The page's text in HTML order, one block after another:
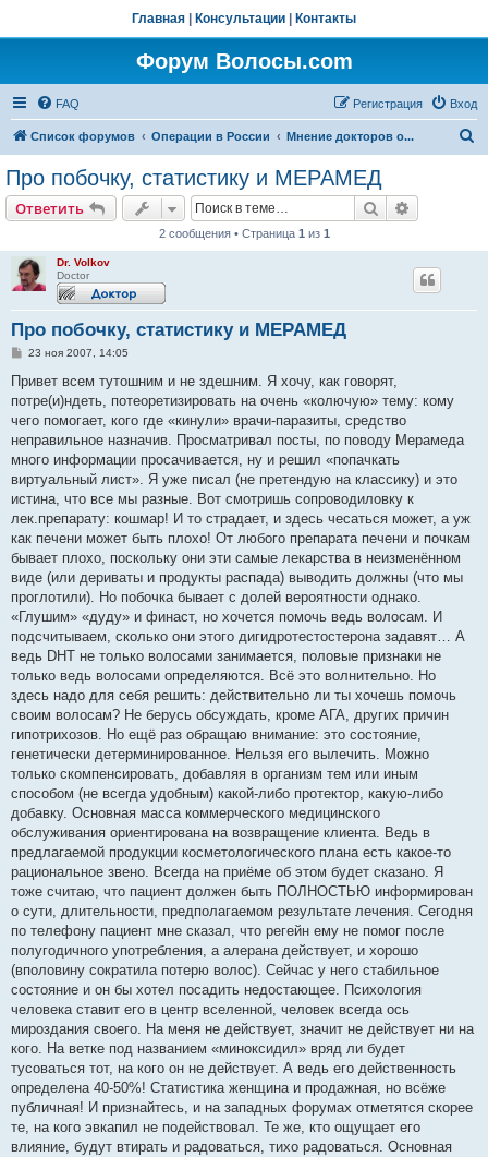
Главная Консультации Контакты
Форум Волосы.com
FAQ Вход
Регистрация
Список форумов Операции в России Мнение докторов о...
Про побочку, статистику и МЕРАМЕД
Ответить Поиск
2 сообщения • Страница 1 из 1
Dr. Volkov
Doctor
Про побочку, статистику и МЕРАМЕД
С
о
щ
е
и
е
23 ноя 2007, 14:05
Привет всем тутошним и не здешним. Я хочу, как говорят,
потре(и)ндеть, потеоретизировать на очень «колючую» тему: кому
чего помогает, кого где «кинули» врачи-паразиты, средство
неправильное назначив. Просматривал посты, по поводу Мерамеда
много информации просачивается, ну и решил «попачкать
виртуальный лист». Я уже писал (не претендую на классику) и это
истина, что все мы разные. Вот смотришь сопроводиловку к
лек.препарату: кошмар! И то страдает, и здесь чесаться может, а уж
как печени может быть плохо! От любого препарата печени и почкам
бывает плохо, поскольку они эти самые лекарства в неизменённом
виде (или дериваты и продукты распада) выводить должны (что мы
проглотили). Но побочка бывает с долей вероятности однако.
«Глушим» «дуду» и финаст, но хочется помочь ведь волосам. И
подсчитываем, сколько они этого дигидротестостерона задавят… А
ведь DHT не только волосами занимается, половые признаки не
только ведь волосами определяются. Всё это волнительно. Но
здесь надо для себя решить: действительно ли ты хочешь помочь
своим волосам? Не берусь обсуждать, кроме АГА, других причин
гипотрихозов. Но ещё раз обращаю внимание: это состояние,
генетически детерминированное. Нельзя его вылечить. Можно
только скомпенсировать, добавляя в организм тем или иным
способом (не всегда удобным) какой-либо протектор, какую-либо
добавку. Основная масса коммерческого медицинского
обслуживания ориентирована на возвращение клиента. Ведь в
предлагаемой продукции косметологического плана есть какое-то
рациональное звено. Всегда на приёме об этом будет сказано. Я
тоже считаю, что пациент должен быть ПОЛНОСТЬЮ информирован
о сути, длительности, предполагаемом результате лечения. Сегодня
по телефону пациент мне сказал, что регейн ему не помог после
полугодичного употребления, а алерана действует, и хорошо
(вполовину сократила потерю волос). Сейчас у него стабильное
состояние и он бы хотел посадить недостающее. Психология
человека ставит его в центр вселенной, человек всегда ось
мироздания своего. На меня не действует, значит не действует ни на
кого. На ветке под названием «миноксидил» вряд ли будет
тусоваться тот, на кого он не действует. А ведь его действенность
определена 40-50%! Статистика женщина и продажная, но всёже
публичная! И признайтесь, и на западных форумах отметятся скорее
те, на кого эвкапил не подействовал. Те же, кто ощущает его
влияние, будут втирать и радоваться, тихо радоваться. Основная